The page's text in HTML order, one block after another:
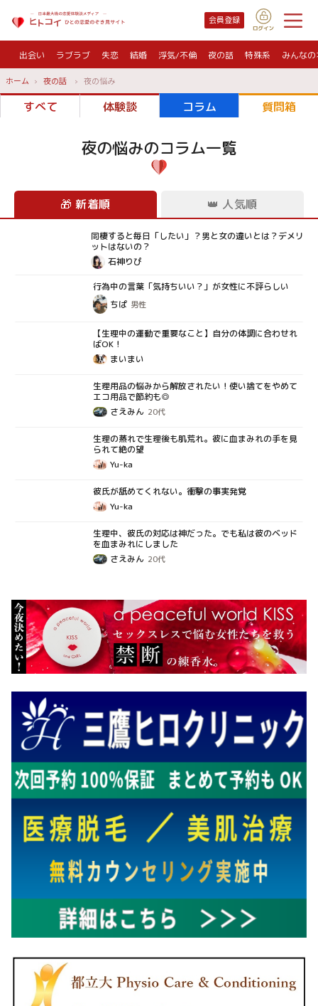
会員登録
出会い ラブラブ 失恋 結婚 浮気/不倫 夜の話 特殊系 みんな
ホーム 夜の話 夜の悩み
すべて 体験談 コラム 質問箱
夜の悩みのコラム一覧
🎁 新着順 👑 人気順
同棲すると毎日「したい」？男と女の違いとは？デメリ
ットはないの？
石神りぴ
行為中の言葉「気持ちいい？」が女性に不評らしい
ちぱ 男性
【生理中の運動で重要なこと】自分の体調に合わせれ
ばOK！
まいまい
生理用品の悩みから解放されたい！使い捨てをやめて
エコ用品で節約も◎
さえみん 20代
生理の蒸れで生理後も肌荒れ。彼に血まみれの手を見
られて絶の望
Yu-ka
彼氏が舐めてくれない。衝撃の事実発覚
Yu-ka
生理中、彼氏の対応は神だった。でも私は彼のベッド
を血まみれにしました
さえみん 20代